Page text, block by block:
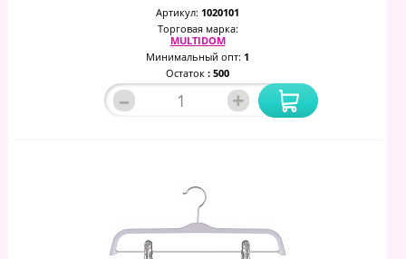
Артикул: 1020101
Торговая марка:
MULTIDOM
Минимальный опт: 1
Остаток : 500
– +